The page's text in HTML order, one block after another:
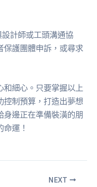
計師或工頭溝通協
保護團體申訴，或尋求
和細心。只要掌握以上
控制預算，打造出夢想
身邊正在準備裝潢的朋
運！
NEXT